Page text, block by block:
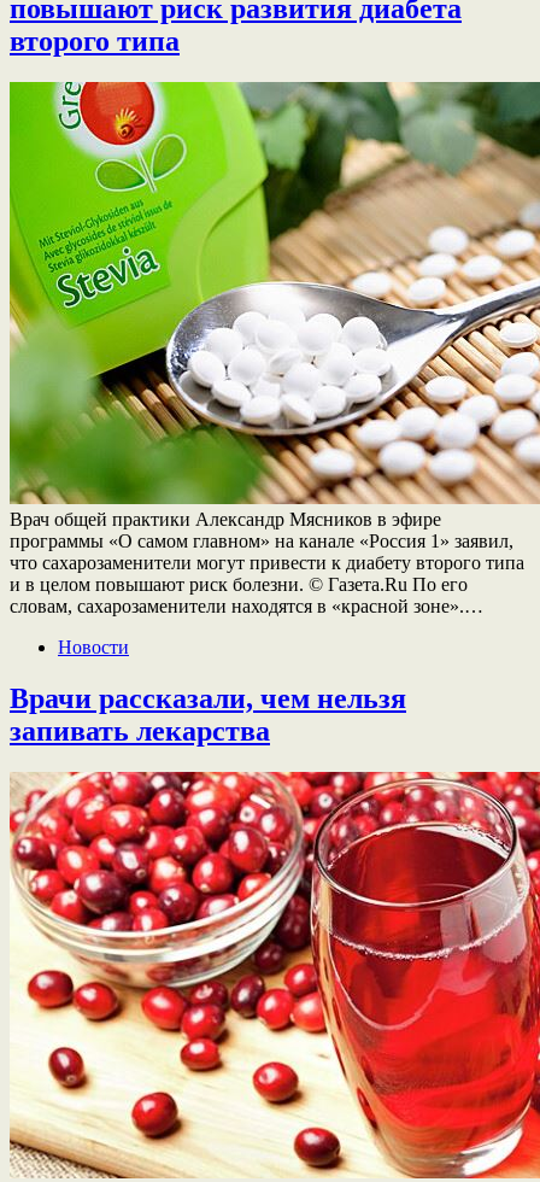
повышают риск развития диабета
второго типа
Врач общей практики Александр Мясников в эфире
программы «О самом главном» на канале «Россия 1» заявил,
что сахарозаменители могут привести к диабету второго типа
и в целом повышают риск болезни. © Газета.Ru По его
словам, сахарозаменители находятся в «красной зоне».…
Новости
Врачи рассказали, чем нельзя
запивать лекарства